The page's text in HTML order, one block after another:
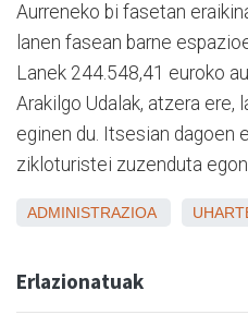
Aurreneko bi fasetan
lanen fasean barne
Lanek 244.548,41 euroko
Arakilgo Udalak, atzera ere,
eginen du. Itsesian dagoen
zikloturistei zuzenduta
ADMINISTRAZIOA
Erlazionatuak